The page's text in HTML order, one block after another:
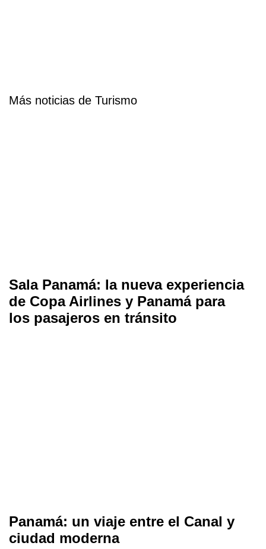
Más noticias de Turismo
Sala Panamá: la nueva experiencia
de Copa Airlines y Panamá para
los pasajeros en tránsito
Panamá: un viaje entre el Canal y
ciudad moderna